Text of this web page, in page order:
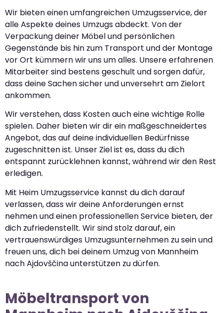
Wir bieten einen umfangreichen Umzugsservice, der
alle Aspekte deines Umzugs abdeckt. Von der
Verpackung deiner Möbel und persönlichen
Gegenstände bis hin zum Transport und der Montage
vor Ort kümmern wir uns um alles. Unsere erfahrenen
Mitarbeiter sind bestens geschult und sorgen dafür,
dass deine Sachen sicher und unversehrt am Zielort
ankommen.
Wir verstehen, dass Kosten auch eine wichtige Rolle
spielen. Daher bieten wir dir ein maßgeschneidertes
Angebot, das auf deine individuellen Bedürfnisse
zugeschnitten ist. Unser Ziel ist es, dass du dich
entspannt zurücklehnen kannst, während wir den Rest
erledigen.
Mit Heim Umzugsservice kannst du dich darauf
verlassen, dass wir deine Anforderungen ernst
nehmen und einen professionellen Service bieten, der
dich zufriedenstellt. Wir sind stolz darauf, ein
vertrauenswürdiges Umzugsunternehmen zu sein und
freuen uns, dich bei deinem Umzug von Mannheim
nach Ajdovščina unterstützen zu dürfen.
Möbeltransport von